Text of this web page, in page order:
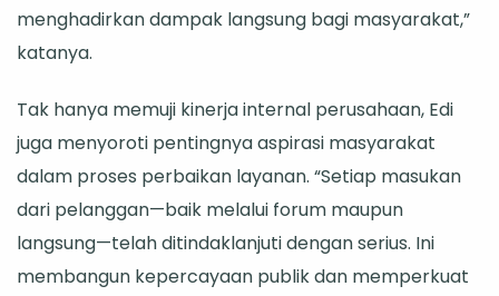
menghadirkan dampak langsung bagi masyarakat,”
katanya.
Tak hanya memuji kinerja internal perusahaan, Edi
juga menyoroti pentingnya aspirasi masyarakat
dalam proses perbaikan layanan. “Setiap masukan
dari pelanggan—baik melalui forum maupun
langsung—telah ditindaklanjuti dengan serius. Ini
membangun kepercayaan publik dan memperkuat